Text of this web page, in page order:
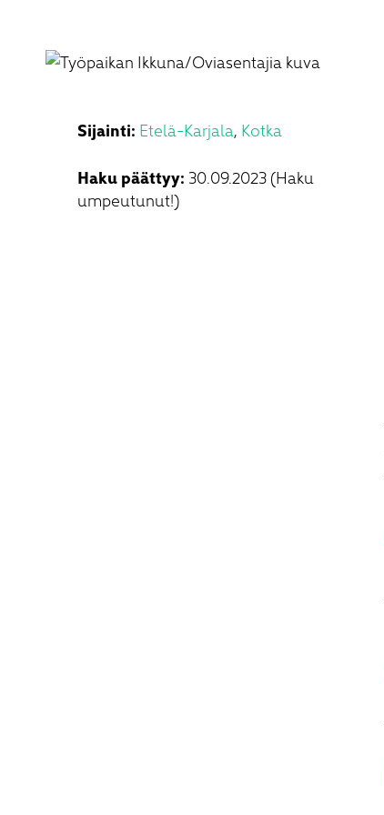
Sijainti: Etelä-Karjala, Kotka
Haku päättyy: 30.09.2023 (Haku
umpeutunut!)